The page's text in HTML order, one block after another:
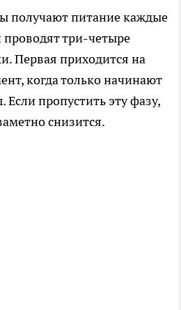
получают питание каждые
проводят три-четыре
Первая приходится на
когда только начинают
Если пропустить эту фазу,
снизится.